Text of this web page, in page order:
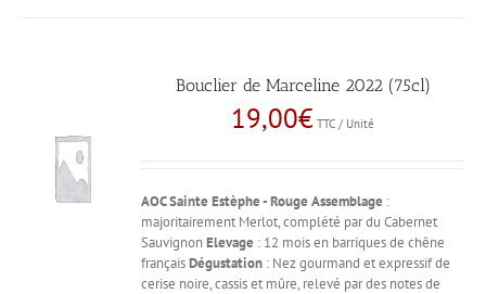
Bouclier de Marceline 2022 (75cl)
19,00€ TTC / Unité
AOC Sainte Estèphe - Rouge Assemblage :
majoritairement Merlot, complété par du Cabernet
SauvignonElevage : 12 mois en barriques de chêne
françaisDégustation : Nez gourmand et expressif de
cerise noire, cassis et mûre, relevé par des notes de